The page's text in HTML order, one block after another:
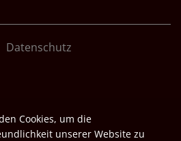
Datenschutz
Cookies, um die
unserer Website zu